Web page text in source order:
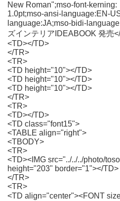
New Roman";mso-font-kerning:
1.0pt;mso-ansi-language:EN-
language:JA;mso-bidi-
ズインテリアIDEABOOK 発売
<TD></TD>
</TR>
<TR>
<TD height="10"></TD>
<TD height="10"></TD>
<TD height="10"></TD>
</TR>
<TR>
<TD></TD>
<TD class="font15">
<TABLE align="right">
<TBODY>
<TR>
<TD><IMG src="../../../photo/
height="203" border="1"></TD>
</TR>
<TR>
<TD align="center"><FONT